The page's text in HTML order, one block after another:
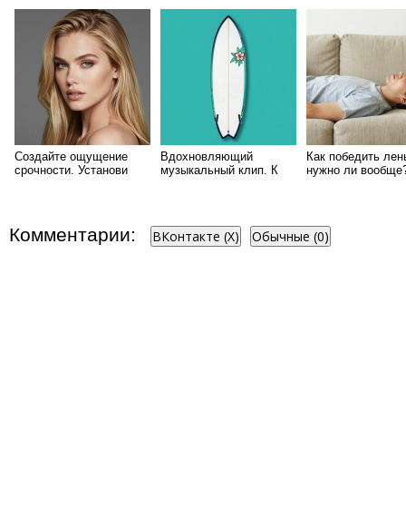
Создайте ощущение
срочности. Установи
Вдохновляющий
музыкальный клип. К
Как победить
нужно ли
Комментарии: ВКонтакте (X) Обычные (0)